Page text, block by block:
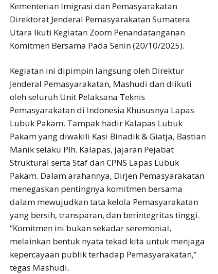
Kementerian Imigrasi dan Pemasyarakatan
Direktorat Jenderal Pemasyarakatan Sumatera
Utara Ikuti Kegiatan Zoom Penandatanganan
Komitmen Bersama Pada Senin (20/10/2025).
Kegiatan ini dipimpin langsung oleh Direktur
Jenderal Pemasyarakatan, Mashudi dan diikuti
oleh seluruh Unit Pelaksana Teknis
Pemasyarakatan di Indonesia Khususnya Lapas
Lubuk Pakam. Tampak hadir Kalapas Lubuk
Pakam yang diwakili Kasi Binadik & Giatja, Bastian
Manik selaku Plh. Kalapas, jajaran Pejabat
Struktural serta Staf dan CPNS Lapas Lubuk
Pakam. Dalam arahannya, Dirjen Pemasyarakatan
menegaskan pentingnya komitmen bersama
dalam mewujudkan tata kelola Pemasyarakatan
yang bersih, transparan, dan berintegritas tinggi.
“Komitmen ini bukan sekadar seremonial,
melainkan bentuk nyata tekad kita untuk menjaga
kepercayaan publik terhadap Pemasyarakatan,”
tegas Mashudi.